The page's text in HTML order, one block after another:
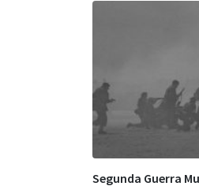
Segunda Guerra